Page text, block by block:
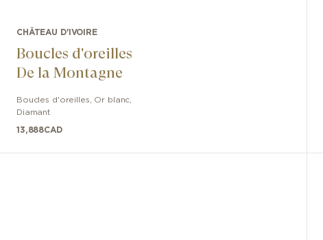
CHÂTEAU D'IVOIRE
Boucles d'oreilles
De la Montagne
Boucles d'oreilles Or blanc
Diamant
13,888CAD